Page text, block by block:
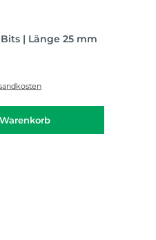
| Länge 25 mm